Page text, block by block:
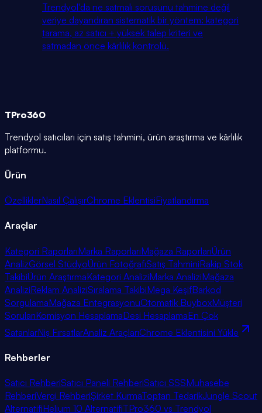
Trendyol'da ne satmalı sorusunu tahmine değil
veriye dayandıran sistematik bir yöntem: kategori
tarama, az satıcı + yüksek talep kriteri ve
satmadan önce kârlılık kontrolü.
TPro360
Trendyol satıcıları için satış tahmini, ürün araştırma ve kârlılık
platformu.
Ürün
ÖzelliklerNasıl ÇalışırChrome EklentisiFiyatlandırma
Araçlar
Kategori RaporlarıMarka RaporlarıMağaza RaporlarıÜrün
AnalizGörsel StüdyoÜrün FotoğrafıSatış TahminiRakip Stok
TakibiÜrün AraştırmaKategori AnaliziMarka AnaliziMağaza
AnaliziReklam AnaliziSıralama TakibiMega KeşifBarkod
SorgulamaMağaza EntegrasyonuOtomatik BuyboxMüşteri
SorularıKomisyon HesaplamaDesi HesaplamaEn Çok
SatanlarNiş FırsatlarAnaliz AraçlarıChrome Eklentisini Yükle
Rehberler
Satıcı RehberiSatıcı Paneli RehberiSatıcı SSSMuhasebe
RehberiVergi RehberiŞirket KurmaToptan TedarikJungle Scout
AlternatifiHelium 10 AlternatifiTPro360 vs Trendyol